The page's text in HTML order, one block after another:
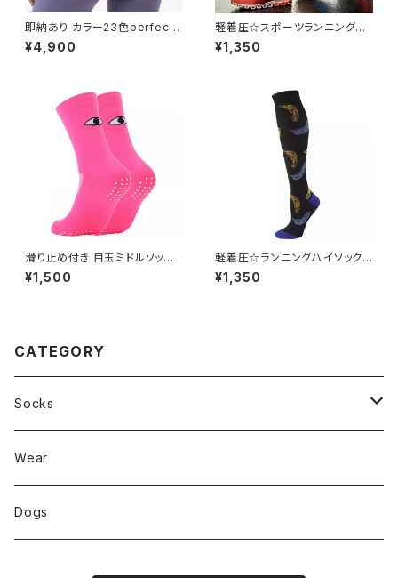
即納あり カラー23色perfect f
it バックポケット付 スポーツタ
イツレギンス
¥4,900
軽着圧☆スポーツランニングハ
イソックス fuji G9
¥1,350
滑り止め付き 目玉ミドルソック
ス pink
¥1,500
軽着圧☆ランニングハイソックス
banabla H6
¥1,350
CATEGORY
Socks
FIRE
ANIMAL
Wear
Dogs